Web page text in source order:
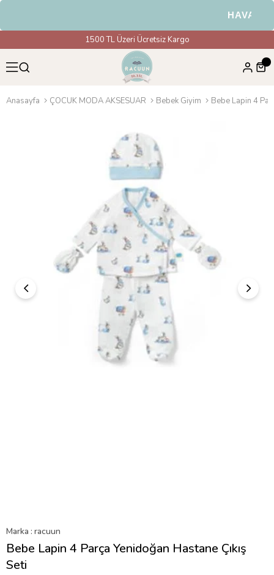
HAVALE
1500 TL Üzeri Ücretsiz Kargo
Anasayfa ÇOCUK MODA AKSESUAR Bebek Giyim Bebe Lapin 4
Marka : racuun
Bebe Lapin 4 Parça Yenidoğan Hastane Çıkış
Seti